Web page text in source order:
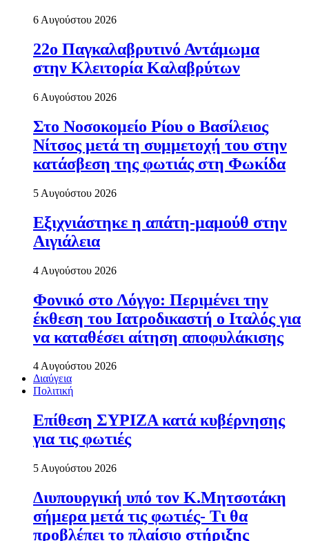
6 Αυγούστου 2026
22ο Παγκαλαβρυτινό Αντάμωμα
στην Κλειτορία Καλαβρύτων
6 Αυγούστου 2026
Στο Νοσοκομείο Ρίου ο Βασίλειος
Νίτσος μετά τη συμμετοχή του στην
κατάσβεση της φωτιάς στη Φωκίδα
5 Αυγούστου 2026
Εξιχνιάστηκε η απάτη-μαμούθ στην
Αιγιάλεια
4 Αυγούστου 2026
Φονικό στο Λόγγο: Περιµένει την
έκθεση του Ιατροδικαστή ο Ιταλός για
να καταθέσει αίτηση αποφυλάκισης
4 Αυγούστου 2026
Διαύγεια
Πολιτική
Επίθεση ΣΥΡΙΖΑ κατά κυβέρνησης
για τις φωτιές
5 Αυγούστου 2026
Διυπουργική υπό τον Κ.Μητσοτάκη
σήμερα μετά τις φωτιές- Τι θα
προβλέπει το πλαίσιο στήριξης